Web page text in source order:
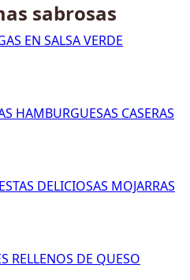
sabrosas
EN SALSA VERDE
HAMBURGUESAS CASERAS
DELICIOSAS MOJARRAS
RELLENOS DE QUESO